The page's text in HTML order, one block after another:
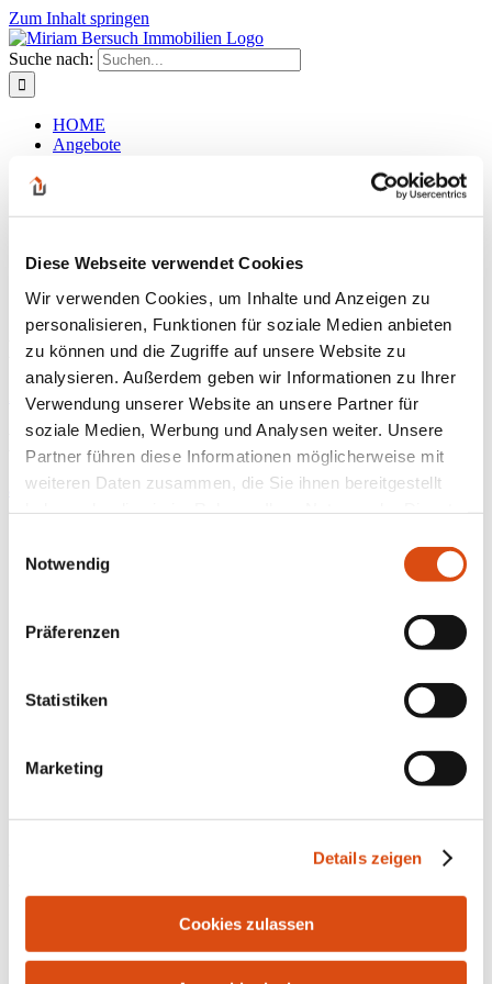
Diese Webseite verwendet Cookies
Wir verwenden Cookies, um Inhalte und Anzeigen zu
personalisieren, Funktionen für soziale Medien anbieten
zu können und die Zugriffe auf unsere Website zu
analysieren. Außerdem geben wir Informationen zu Ihrer
Verwendung unserer Website an unsere Partner für
soziale Medien, Werbung und Analysen weiter. Unsere
Partner führen diese Informationen möglicherweise mit
weiteren Daten zusammen, die Sie ihnen bereitgestellt
Notwendig
Präferenzen
Statistiken
Marketing
Details zeigen
Cookies zulassen
Zum Inhalt springen
Suche nach:
HOME
Angebote
Mieten / Pachten
Grundstücke
Kontakt
Der Wohnbereich – Kopie (2)
Zurück
Der Wohnbereich – Kopie (2)
admin2024-08-29T09:59:09+02:00
Bahnhofstr. 10 | 21255 Tostedt | Tel.: 04182-291916 | Fax: 04182-
Kontakt Impressum Datenschutz Widerrufsrecht